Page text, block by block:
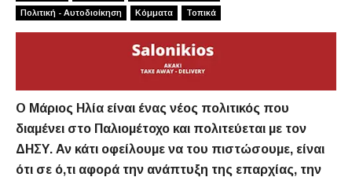
Πολιτική - Αυτοδιοίκηση
Κόμματα Τοπικά
Ο Μάριος Ηλία είναι ένας νέος πολιτικός που
διαμένει στο Παλιομέτοχο και πολιτεύεται με τον
ΔΗΣΥ. Αν κάτι οφείλουμε να του πιστώσουμε, είναι
ότι σε ό,τι αφορά την ανάπτυξη της επαρχίας, την